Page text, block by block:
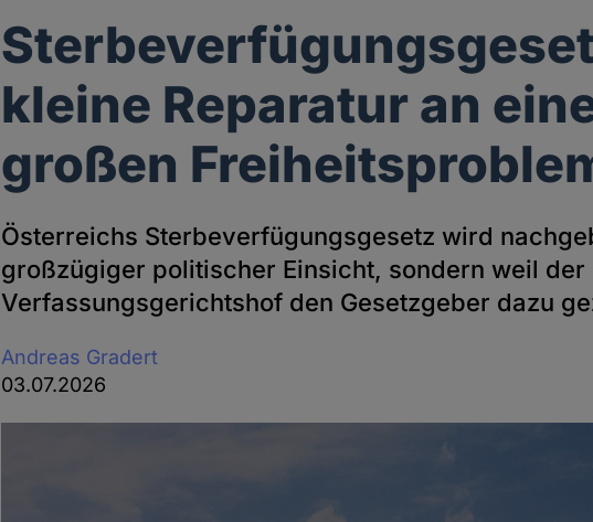
kleine Reparatur an
großen
Österreichs Sterbeverfügungsgesetz wird
großzügiger politischer Einsicht, sondern weil der
Verfassungsgerichtshof den Gesetzgeber dazu
Andreas Gradert
03.07.2026